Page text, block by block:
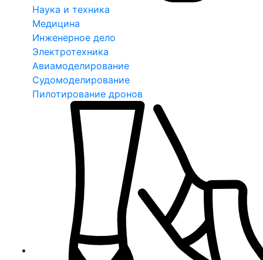
Наука и техника
Медицина
Инженерное дело
Электротехника
Авиамоделирование
Судомоделирование
Пилотирование дронов